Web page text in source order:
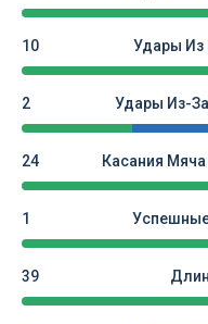
10 Удары
2 Удары Из-
24 Касания
1
39